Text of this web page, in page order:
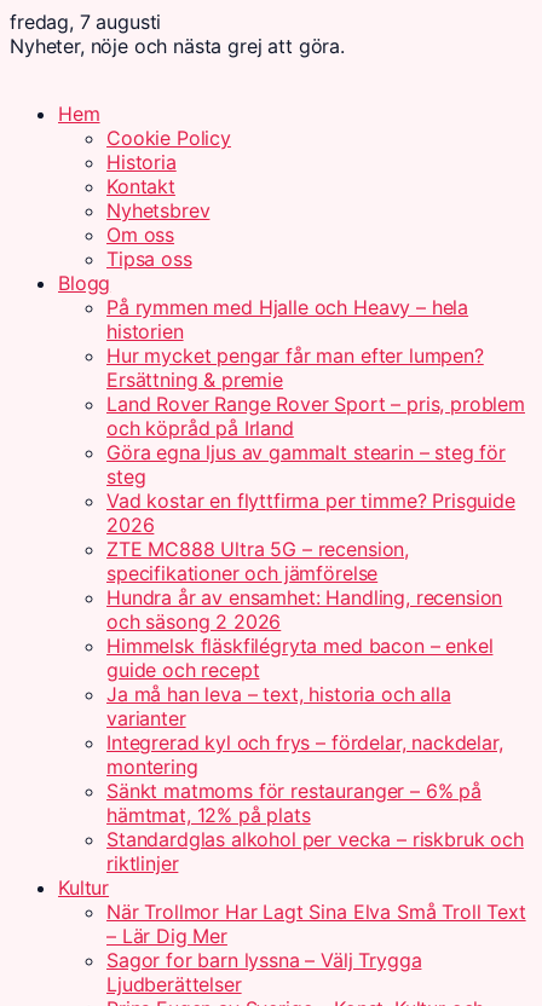
fredag, 7 augusti
Nyheter, nöje och nästa grej att göra.
Hem
Cookie Policy
Historia
Kontakt
Nyhetsbrev
Om oss
Tipsa oss
Blogg
På rymmen med Hjalle och Heavy – hela
historien
Hur mycket pengar får man efter lumpen?
Ersättning & premie
Land Rover Range Rover Sport – pris, problem
och köpråd på Irland
Göra egna ljus av gammalt stearin – steg för
steg
Vad kostar en flyttfirma per timme? Prisguide
2026
ZTE MC888 Ultra 5G – recension,
specifikationer och jämförelse
Hundra år av ensamhet: Handling, recension
och säsong 2 2026
Himmelsk fläskfilégryta med bacon – enkel
guide och recept
Ja må han leva – text, historia och alla
varianter
Integrerad kyl och frys – fördelar, nackdelar,
montering
Sänkt matmoms för restauranger – 6% på
hämtmat, 12% på plats
Standardglas alkohol per vecka – riskbruk och
riktlinjer
Kultur
När Trollmor Har Lagt Sina Elva Små Troll Text
– Lär Dig Mer
Sagor for barn lyssna – Välj Trygga
Ljudberättelser